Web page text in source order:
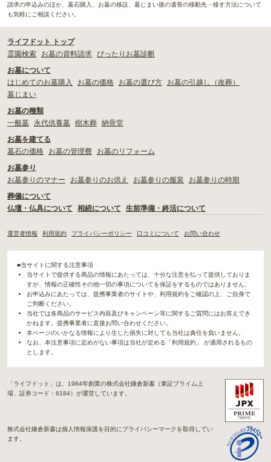
請求の申込みのほか、墓石購入、お墓の移設、墓じまい後の遺骨の移動先・移す方法について
も気軽にご相談ください。
ライフドット トップ
霊園検索
お墓の資料請求 ぴったりお墓診断
お墓について
はじめてのお墓購入
お墓の価格 お墓の選び方
お墓の引越し（改葬）
墓じまい
お墓の種類
一般墓
永代供養墓 樹木葬 納骨堂
お墓を建てる
墓石の価格
お墓の管理費
お墓のリフォーム
お墓参り
お墓参りのマナー
お墓参りのお供え お墓参りの服装
お墓参りの時期
葬儀について
仏壇・仏具について
相続について 生前準備・終活について
運営者情報 利用規約 プライバシーポリシー 口コミについて お問い合わせ
■当サイトに関する注意事項
当サイトで提供する商品の情報にあたっては、十分な注意を払って提供しておりま
すが、情報の正確性その他一切の事項についてを保証をするものではありません。
お申込みにあたっては、提携事業者のサイトや、利用規約をご確認の上、ご自身で
ご判断ください。
当社では各商品のサービス内容及びキャンペーン等に関するご質問にはお答えでき
かねます。提携事業者に直接お問い合わせください。
本ページのいかなる情報により生じた損失に対しても当社は責任を負いません。
なお、本注意事項に定めがない事項は当社が定める「利用規約」 が適用されるもの
とします。
「ライフドット」は、1984年創業の株式会社鎌倉新書（東証プライム上
場、証券コード：6184）が運営しています。
株式会社鎌倉新書は個人情報保護を目的にプライバシーマークを取得してい
ます。